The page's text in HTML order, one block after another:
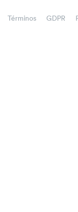
Términos GDPR